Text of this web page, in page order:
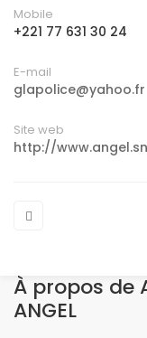
Mobile
+221 77 631 30 24
E-mail
glapolice@yahoo.fr
Site web
http://
À propos de
ANGEL